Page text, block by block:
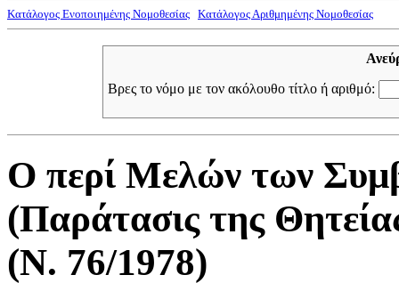
Κατάλογος Ενοποιημένης Νομοθεσίας Κατάλογος Αριθμημένης Νομοθεσίας
Βρες το νόμο με τον ακόλουθο τίτλο ή αριθμό:
Ο περί Μελών των
(Παράτασις της
(Ν. 76/1978)